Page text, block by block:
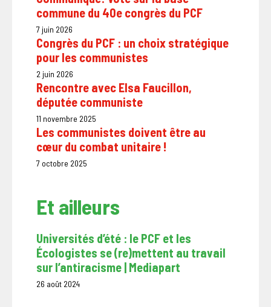
commune du 40e congrès du PCF
7 juin 2026
Congrès du PCF : un choix stratégique
pour les communistes
2 juin 2026
Rencontre avec Elsa Faucillon,
députée communiste
11 novembre 2025
Les communistes doivent être au
cœur du combat unitaire !
7 octobre 2025
Et ailleurs
Universités d’été : le PCF et les
Écologistes se (re)mettent au travail
sur l’antiracisme | Mediapart
26 août 2024